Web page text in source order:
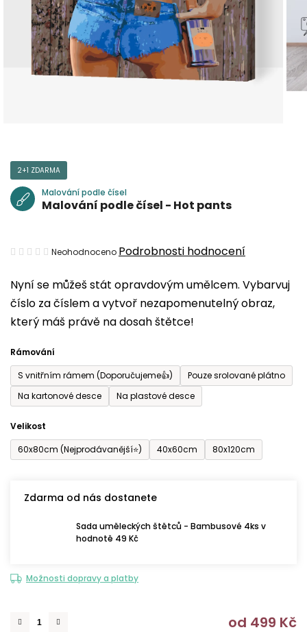
Nyní se můžeš stát opravdovým umělcem. Vybarvuj
číslo za číslem a vytvoř nezapomenutelný obraz,
který máš právě na dosah štětce!
Rámování
S vnitřním rámem (Doporučujeme👍)
Pouze srolované plátno
Na kartonové desce
Na plastové desce
Velikost
60x80cm (Nejprodávanější⭐)
40x60cm 80x120cm
Zdarma od nás dostanete
Sada uměleckých štětců - Bambusové 4ks v
hodnotě 49 Kč
Možnosti dopravy a platby
od 499 Kč
2+1 ZDARMA
Malování podle čísel
Malování podle čísel - Hot pants
Průměrné
produktu
je
0,0
5
hvězdiček.
Neohodnoceno Podrobnosti hodnocení